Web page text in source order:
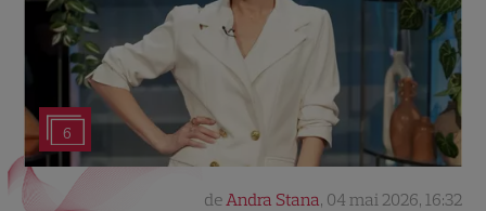
6
deAndra Stana, 04 mai 2026, 16:32